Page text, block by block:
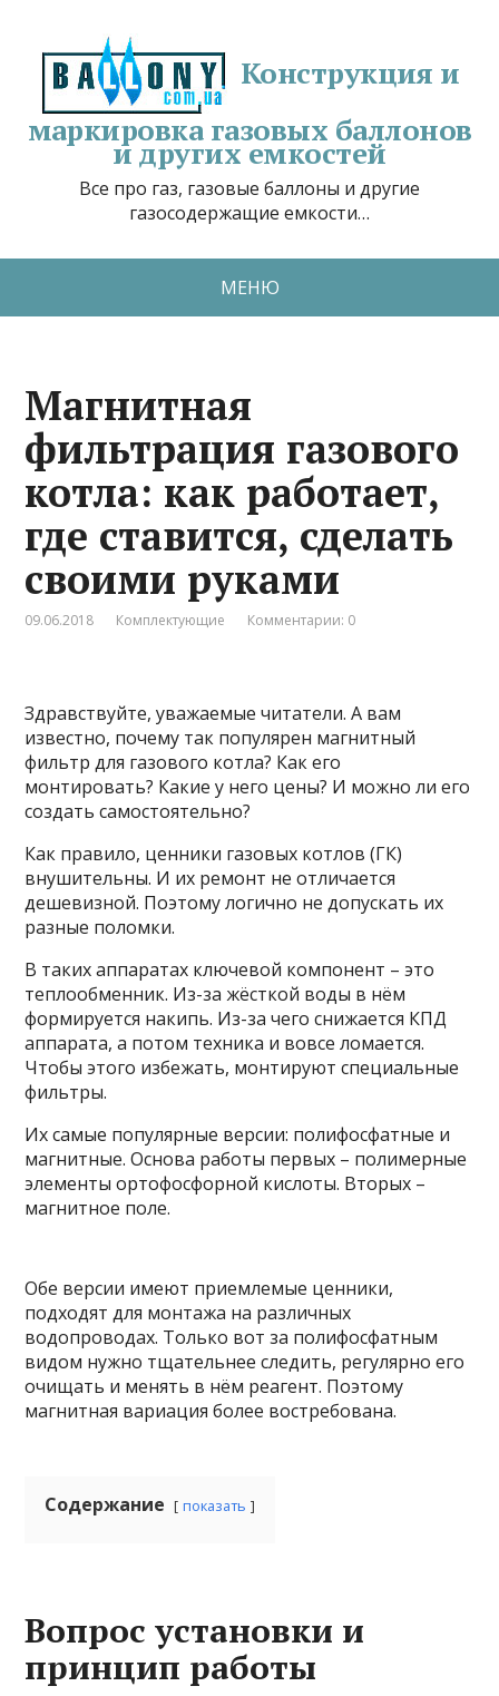
Конструкция и
маркировка газовых баллонов
и других емкостей
Все про газ, газовые баллоны и другие
газосодержащие емкости…
МЕНЮ
Магнитная
фильтрация газового
котла: как работает,
где ставится, сделать
своими руками
09.06.2018 Комплектующие Комментарии: 0
Здравствуйте, уважаемые читатели. А вам
известно, почему так популярен магнитный
фильтр для газового котла? Как его
монтировать? Какие у него цены? И можно ли его
создать самостоятельно?
Как правило, ценники газовых котлов (ГК)
внушительны. И их ремонт не отличается
дешевизной. Поэтому логично не допускать их
разные поломки.
В таких аппаратах ключевой компонент – это
теплообменник. Из-за жёсткой воды в нём
формируется накипь. Из-за чего снижается КПД
аппарата, а потом техника и вовсе ломается.
Чтобы этого избежать, монтируют специальные
фильтры.
Их самые популярные версии: полифосфатные и
магнитные. Основа работы первых – полимерные
элементы ортофосфорной кислоты. Вторых –
магнитное поле.
Обе версии имеют приемлемые ценники,
подходят для монтажа на различных
водопроводах. Только вот за полифосфатным
видом нужно тщательнее следить, регулярно его
очищать и менять в нём реагент. Поэтому
магнитная вариация более востребована.
Содержание показать
Вопрос установки и
принцип работы